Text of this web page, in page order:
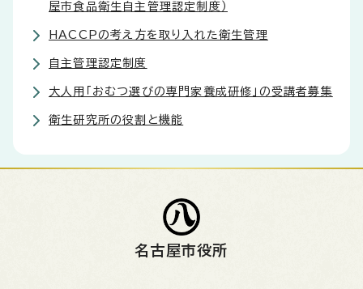
屋市食品衛生自主管理認定制度）
HACCPの考え方を取り入れた衛生管理
自主管理認定制度
大人用「おむつ選びの専門家養成研修」の受講者募集
衛生研究所の役割と機能
名古屋市役所